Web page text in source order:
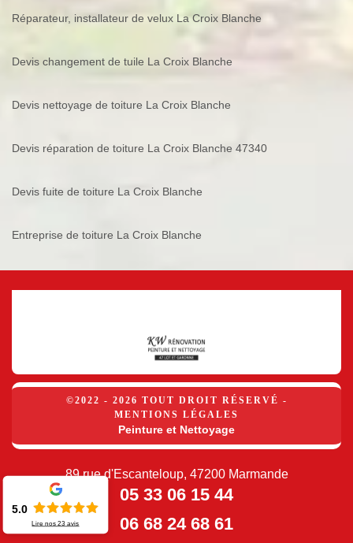
Réparateur, installateur de velux La Croix Blanche
Devis changement de tuile La Croix Blanche
Devis nettoyage de toiture La Croix Blanche
Devis réparation de toiture La Croix Blanche 47340
Devis fuite de toiture La Croix Blanche
Entreprise de toiture La Croix Blanche
©2022 - 2026 TOUT DROIT RÉSERVÉ -
MENTIONS LÉGALES
Peinture et Nettoyage
89 rue d'Escanteloup, 47200 Marmande
05 33 06 15 44
06 68 24 68 61
5.0
Lire nos23 avis